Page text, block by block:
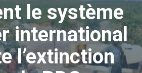
le système
international
l’extinction